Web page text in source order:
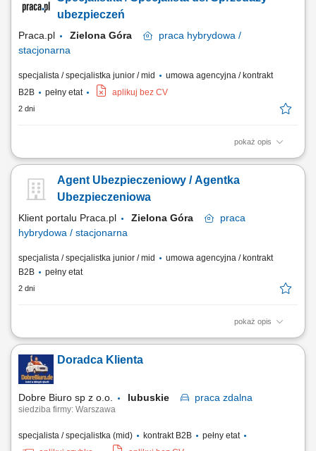
ubezpieczeń
Praca.pl Zielona Góra praca hybrydowa /
stacjonarna
specjalista / specjalistka junior / mid
umowa agencyjna / kontrakt
B2B
pełny etat aplikuj bez CV
2 dni
pokaż opis
Zadania Tworzenie i pielęgnowanie trwałych więzi biznesowych.
dedykowanych rozwiązań polisowych. Organizowanie oraz
prowadzenie prezentacji i konsultacji w trybie online oraz stacjonarnie.
Agent Ubezpieczeniowy / Agentka
Ubezpieczeniowa
Klient portalu Praca.pl Zielona Góra
praca
hybrydowa / stacjonarna
specjalista / specjalistka junior / mid
umowa agencyjna / kontrakt
B2B
pełny etat
2 dni
pokaż opis
Budowanie i pozyskiwanie własnego portfela klientów oraz relacji
ubezpieczeniowych; Prowadzenie spotkań handlowych w formie online
i stacjonarnej; Realizacja indywidualnych celów sprzedażowych przy
Doradca Klienta
Dobre Biuro sp z o.o. lubuskie praca zdalna
siedziba firmy: Warszawa
specjalista / specjalistka (mid) kontrakt B2B
pełny etat